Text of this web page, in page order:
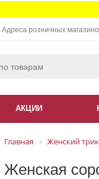
Адреса розничных
АКЦИИ
Главная Женский
Женская